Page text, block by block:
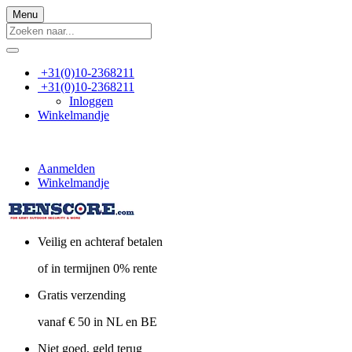
Menu
+31(0)10-2368211
+31(0)10-2368211
Inloggen
Winkelmandje
Aanmelden
Winkelmandje
Veilig en achteraf betalen
of in termijnen 0% rente
Gratis verzending
vanaf € 50 in NL en BE
Niet goed, geld terug